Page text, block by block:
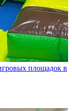
площадок в